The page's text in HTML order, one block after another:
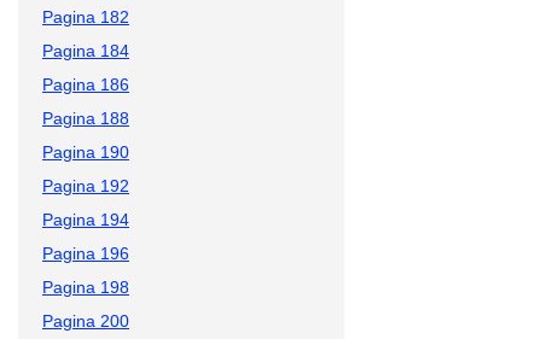
Pagina 182
Pagina 184
Pagina 186
Pagina 188
Pagina 190
Pagina 192
Pagina 194
Pagina 196
Pagina 198
Pagina 200